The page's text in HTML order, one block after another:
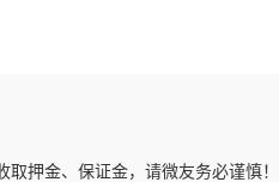
押金、保证金，请微友务必谨慎！